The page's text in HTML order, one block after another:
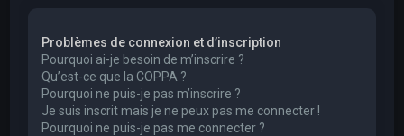
Problèmes de connexion et d’inscription
Pourquoi ai-je besoin de m’inscrire ?
Qu’est-ce que la COPPA ?
Pourquoi ne puis-je pas m’inscrire ?
Je suis inscrit mais je ne peux pas me connecter !
Pourquoi ne puis-je pas me connecter ?